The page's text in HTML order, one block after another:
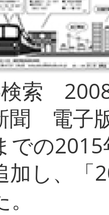
索
聞 電子
での
加し、「
し